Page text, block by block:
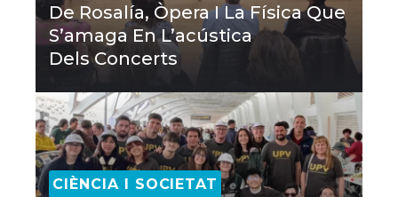
De Rosalía, Òpera I La Física Que
S’amaga En L’acústica
Dels Concerts
CIÈNCIA I SOCIETAT